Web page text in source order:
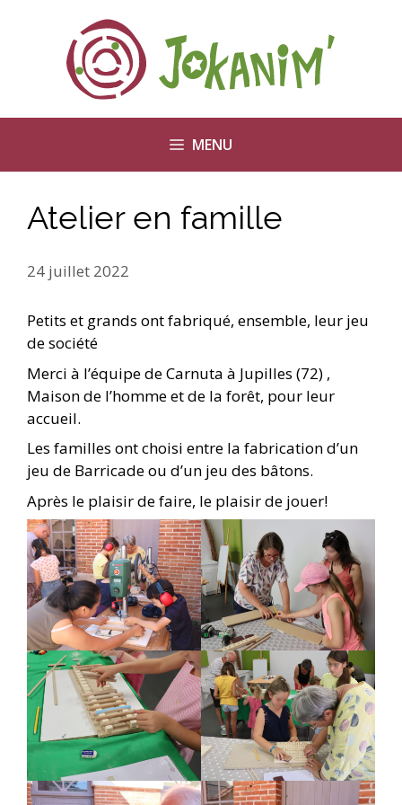
MENU
Atelier en famille
24 juillet 2022
Petits et grands ont fabriqué, ensemble, leur jeu
de société
Merci à l’équipe de Carnuta à Jupilles (72) ,
Maison de l’homme et de la forêt, pour leur
accueil.
Les familles ont choisi entre la fabrication d’un
jeu de Barricade ou d’un jeu des bâtons.
Après le plaisir de faire, le plaisir de jouer!